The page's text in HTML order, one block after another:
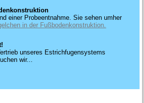
einer Probeentnahme. Sie sehen umher
in der Fußbodenkonstruktion.
unseres Estrichfugensystems
wir...